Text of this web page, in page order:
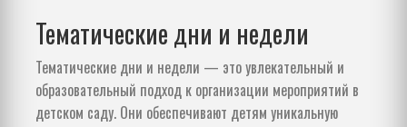
Тематические дни и недели
Тематические дни и недели — это увлекательный и
образовательный подход к организации мероприятий в
детском саду. Они обеспечивают детям уникальную